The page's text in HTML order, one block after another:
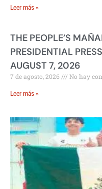
Leer más »
THE PEOPLE’S
PRESIDENTIAL
AUGUST 7, 2026
7 de agosto, 2026 No hay
Leer más »